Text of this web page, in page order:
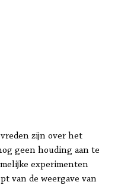
zijn over het
geen houding aan te
experimenten
van de weergave van